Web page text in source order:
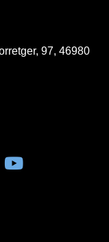
97, 46980